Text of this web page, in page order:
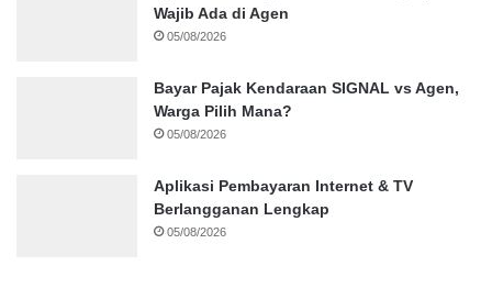
Wajib Ada di Agen
05/08/2026
Bayar Pajak Kendaraan SIGNAL vs Agen,
Warga Pilih Mana?
05/08/2026
Aplikasi Pembayaran Internet & TV
Berlangganan Lengkap
05/08/2026